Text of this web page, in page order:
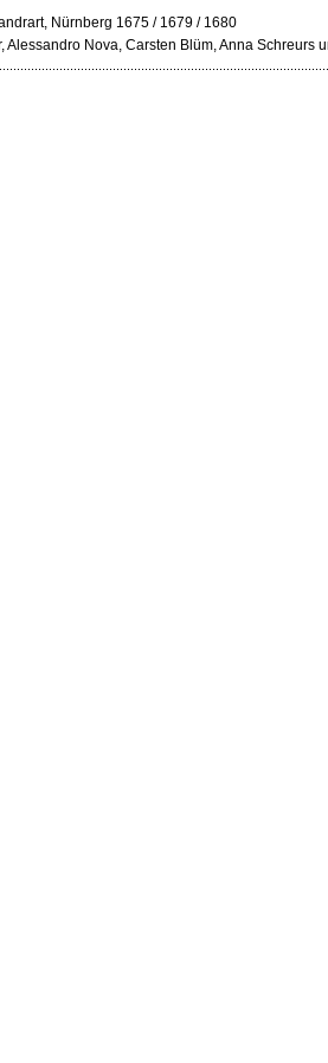
Nürnberg 1675 / 1679 / 1680
Nova, Carsten Blüm, Anna Schreurs